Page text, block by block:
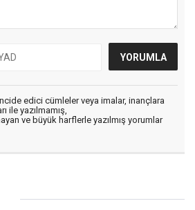
edici cümleler veya imalar, inançlara
ile yazılmamış,
ve büyük harflerle yazılmış yorumlar